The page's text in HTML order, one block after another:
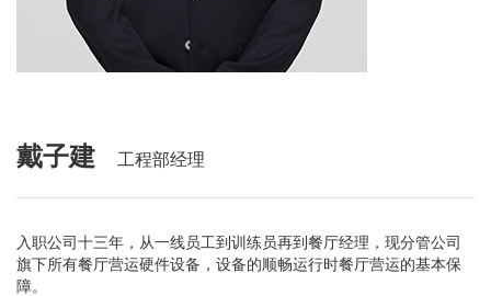
公司新闻
优惠活动
加盟迪可士
戴子建 工程部经理
入职公司十三年，从一线员工到训练员再到餐厅经理，现分管公司
旗下所有餐厅营运硬件设备，设备的顺畅运行时餐厅营运的基本保
障。